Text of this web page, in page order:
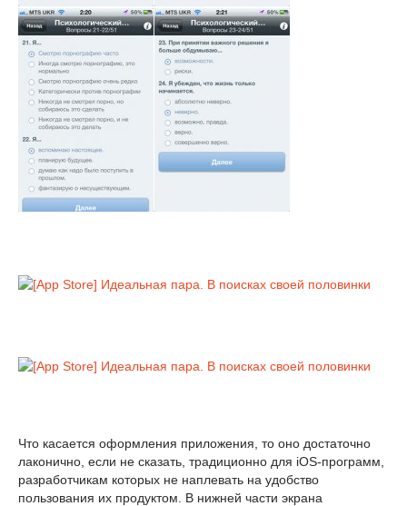
Что касается оформления приложения, то оно достаточно
лаконично, если не сказать, традиционно для iOS-программ,
разработчикам которых не наплевать на удобство
пользования их продуктом. В нижней части экрана